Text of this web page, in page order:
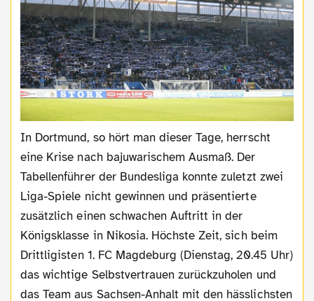
In Dortmund, so hört man dieser Tage, herrscht
eine Krise nach bajuwarischem Ausmaß. Der
Tabellenführer der Bundesliga konnte zuletzt zwei
Liga-Spiele nicht gewinnen und präsentierte
zusätzlich einen schwachen Auftritt in der
Königsklasse in Nikosia. Höchste Zeit, sich beim
Drittligisten 1. FC Magdeburg (Dienstag, 20.45 Uhr)
das wichtige Selbstvertrauen zurückzuholen und
das Team aus Sachsen-Anhalt mit den hässlichsten